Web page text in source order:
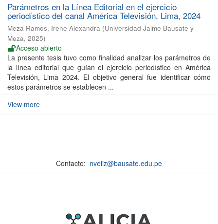
Parámetros en la Línea Editorial en el ejercicio
periodístico del canal América Televisión, Lima, 2024
Meza Ramos, Irene Alexandra (Universidad Jaime Bausate y
Meza, 2025)
Acceso abierto
La presente tesis tuvo como finalidad analizar los parámetros de
la línea editorial que guían el ejercicio periodístico en América
Televisión, Lima 2024. El objetivo general fue identificar cómo
estos parámetros se establecen ...
View more
Contacto: nveliz@bausate.edu.pe